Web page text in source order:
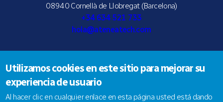
08940 Cornellà de Llobregat (Barcelona)
+34 634 521 733
hola@ateneatech.com
Suscríbete a nuestra newsletter
Utilizamos cookies en este sitio para mejorar su
experiencia de usuario
Al hacer clic en cualquier enlace en esta página usted está dando